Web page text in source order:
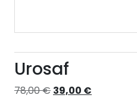
Urosaf
78,00€ Izvorna
39,00 €